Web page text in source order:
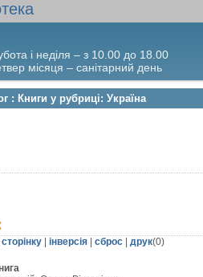
і неділя – з 10.00 до 18.00
місяця – санітарний день
: Книги у рубриці: Україна
сторінку інверсія сброс друк(0)